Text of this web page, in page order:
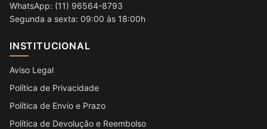
WhatsApp: (11) 96564-8793
Segunda a sexta: 09:00 às 18:00h
INSTITUCIONAL
Aviso Legal
Política de Privacidade
Política de Envio e Prazo
Política de Devolução e Reembolso